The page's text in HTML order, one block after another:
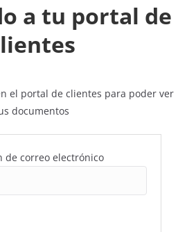
a tu portal de
el portal de clientes para poder ver
documentos
de correo electrónico